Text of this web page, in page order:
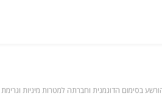
בסימום הדוגמנית וחברתה למטרות מיניות